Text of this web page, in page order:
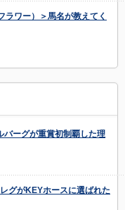
ラワー）＞馬名が教えてく
バーグが重賞初制覇した理
グがKEYホースに選ばれた